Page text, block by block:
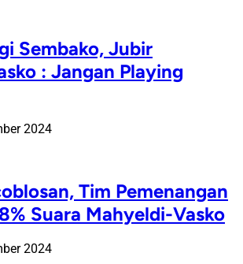
Sembako, Jubir
: Jangan Playing
2024
Tim Pemenangan
Suara Mahyeldi-Vasko
2024